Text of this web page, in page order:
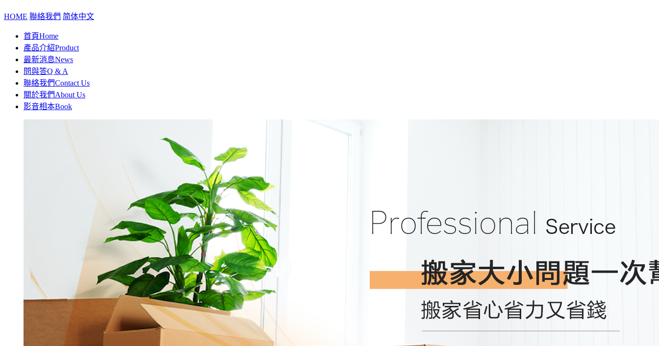
HOME 聯絡我們 简体中文
首頁Home
產品介紹Product
最新消息News
問與答Q & A
聯絡我們Contact Us
關於我們About Us
影音相本Book